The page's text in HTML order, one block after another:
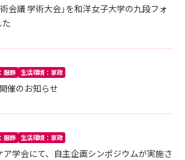
会議 学術大会」を和洋女子大学の九段フォ
服飾 生活環境：家政
催のお知らせ
服飾 生活環境：家政
学会にて、自主企画シンポジウムが実施さ